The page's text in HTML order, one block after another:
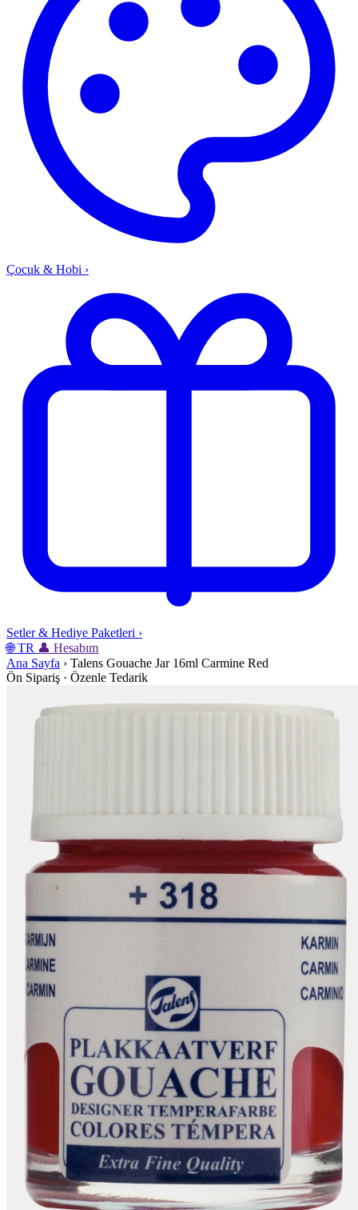
Çocuk & Hobi ›
Setler & Hediye Paketleri ›
🌐 TR 👤 Hesabım
Ana Sayfa › Talens Gouache Jar 16ml Carmine Red
Ön Sipariş · Özenle Tedarik